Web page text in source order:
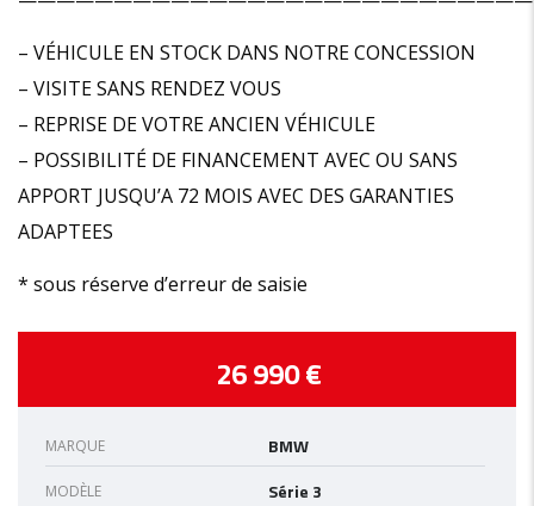
– VÉHICULE EN STOCK DANS NOTRE CONCESSION
– VISITE SANS RENDEZ VOUS
– REPRISE DE VOTRE ANCIEN VÉHICULE
– POSSIBILITÉ DE FINANCEMENT AVEC OU SANS
APPORT JUSQU’A 72 MOIS AVEC DES GARANTIES
ADAPTEES
* sous réserve d’erreur de saisie
26 990 €
MARQUE BMW
MODÈLE Série 3